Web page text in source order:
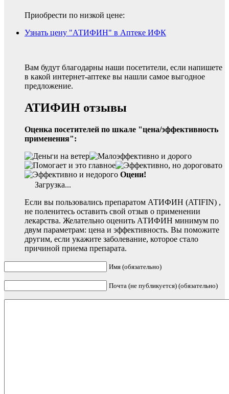
Приобрести по низкой цене:
Узнать цену "АТИФИН" в Аптеке ИФК
Вам будут благодарны наши посетители, если напишете
в какой интернет-аптеке вы нашли самое выгодное
предложение.
АТИФИН отзывы
Оценка посетителей по шкале "цена/эффективность
применения":
Оцени!
Загрузка...
Если вы пользовались препаратом АТИФИН (ATIFIN) ,
не поленитесь оставить свой отзыв о применении
лекарства. Желательно оценить АТИФИН минимум по
двум параметрам: цена и эффективность. Вы поможите
другим, если укажите заболевание, которое стало
причиной приема препарата.
Имя (обязательно)
Почта (не публикуется) (обязательно)